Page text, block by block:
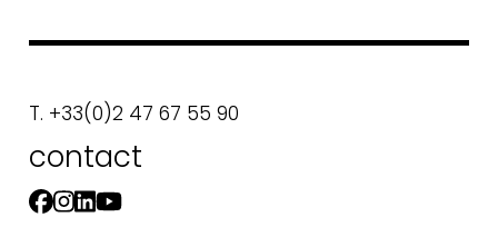
T. +33(0)2 47 67 55 90
contact